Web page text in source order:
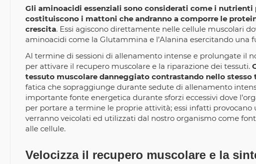
Gli aminoacidi essenziali sono considerati come i
costituiscono i mattoni che andranno a comporre le
crescita. Essi agiscono direttamente nelle cellule muscolari
aminoacidi come la Glutammina e l’Alanina esercitando una
Al termine di sessioni di allenamento intense e prolungate il
per attivare il recupero muscolare e la riparazione dei tessuti.
tessuto muscolare danneggiato contrastando nello stesso
fatica che sopraggiunge durante sedute di allenamento
importante fonte energetica durante sforzi eccessivi dove
per portare a termine le proprie attività; essi infatti
verranno veicolati ed utilizzati dal nostro organismo come
alle cellule.
Velocizza il recupero muscolare e la